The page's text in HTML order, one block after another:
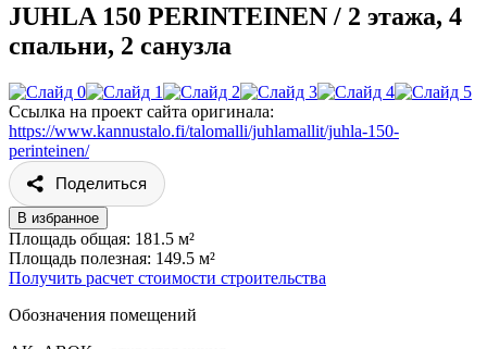
JUHLA 150 PERINTEINEN / 2 этажа, 4
спальни, 2 санузла
Ссылка на проект сайта оригинала:
https://www.kannustalo.fi/talomalli/juhlamallit/juhla-150-
perinteinen/
Поделиться
В избранное
Площадь общая: 181.5 м²
Площадь полезная: 149.5 м²
Получить расчет стоимости строительства
Обозначения помещений